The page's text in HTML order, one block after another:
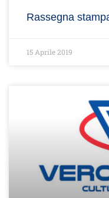
Rassegna
15 Aprile 2019